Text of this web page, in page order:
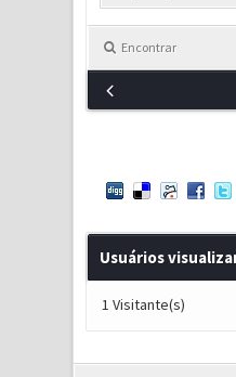
Encontrar
Usuários
1 Visitante(s)